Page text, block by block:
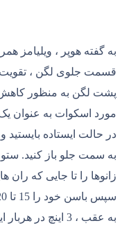
به گفته هوپر ، ویلیامز
قسمت جلوی لگن ، تقویت
پشت لگن به منظور کاهش
مورد اسکوات به عنوان
در حالت ایستاده بایستید
به سمت جلو باز کنید.
زانوها را تا جایی که ران
به عقب ، 3 اینچ